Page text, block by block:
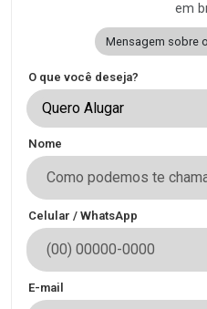
em
Mensagem sobre
O que você deseja?
Quero Alugar
Nome
Celular / WhatsApp
E-mail